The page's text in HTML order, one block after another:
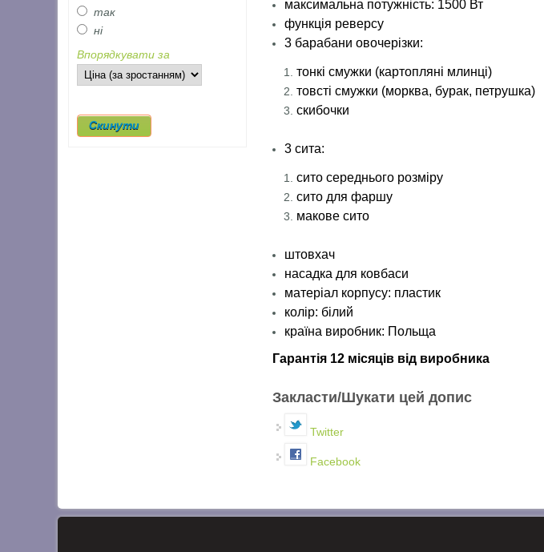
максимальна потужність: 1500 Вт
функція реверсу
3 барабани овочерізки:
тонкі смужки (картопляні млинці)
товсті смужки (морква, бурак, петрушка)
скибочки
3 сита:
сито середнього розміру
сито для фаршу
макове сито
штовхач
насадка для ковбаси
матеріал корпусу: пластик
колір: білий
країна виробник: Польща
Гарантія 12 місяців від виробника
Закласти/Шукати цей допис
Twitter
Facebook
так
ні
Впорядкувати за